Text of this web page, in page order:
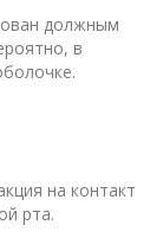
должным
в
на контакт
рта.